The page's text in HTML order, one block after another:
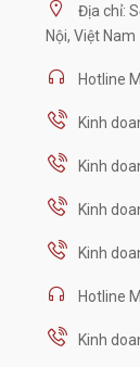
Địa chỉ:
Nội, Việt Nam
Hotline
Kinh
Kinh
Kinh
Kinh
Hotline
Kinh